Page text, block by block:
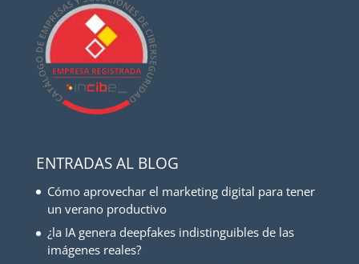
ENTRADAS AL BLOG
Cómo aprovechar el marketing digital para tener
un verano productivo
¿la IA genera deepfakes indistinguibles de las
imágenes reales?